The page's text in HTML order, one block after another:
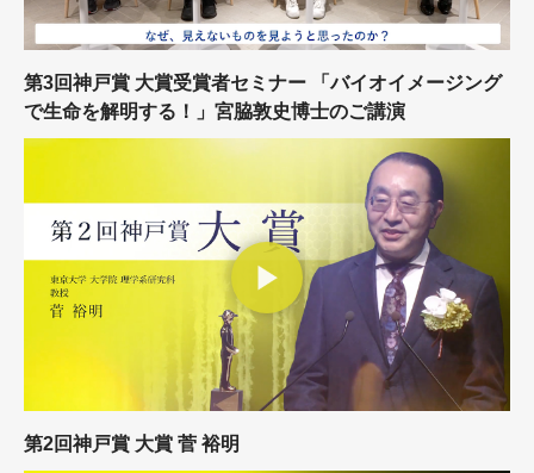
第3回神戸賞 大賞受賞者セミナー 「バイオイメージング
で生命を解明する！」宮脇敦史博士のご講演
第2回神戸賞 大賞 菅 裕明